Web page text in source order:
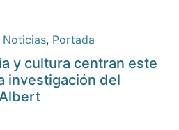
Noticias, Portada
y cultura centran este
investigación del